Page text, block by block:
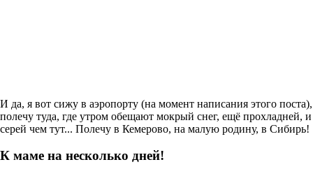
И да, я вот сижу в аэропорту (на момент написания этого поста),
полечу туда, где утром обещают мокрый снег, ещё прохладней, и
серей чем тут... Полечу в Кемерово, на малую родину, в Сибирь!
К маме на несколько дней!